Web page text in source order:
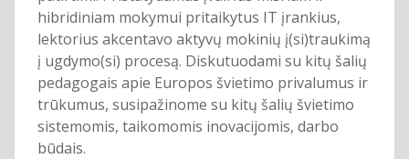
hibridiniam mokymui pritaikytus IT įrankius,
lektorius akcentavo aktyvų mokinių į(si)traukimą
į ugdymo(si) procesą. Diskutuodami su kitų šalių
pedagogais apie Europos švietimo privalumus ir
trūkumus, susipažinome su kitų šalių švietimo
sistemomis, taikomomis inovacijomis, darbo
būdais.